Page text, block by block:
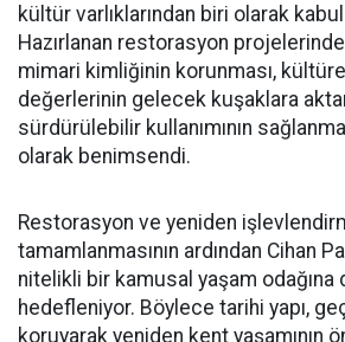
kültür varlıklarından biri olarak
Hazırlanan restorasyon projelerinde
mimari kimliğinin korunması,
değerlerinin gelecek kuşaklara
sürdürülebilir kullanımının
olarak benimsendi.
Restorasyon ve yeniden
tamamlanmasının ardından Cihan
nitelikli bir kamusal yaşam
hedefleniyor. Böylece tarihi yapı,
koruyarak yeniden kent yaşamının